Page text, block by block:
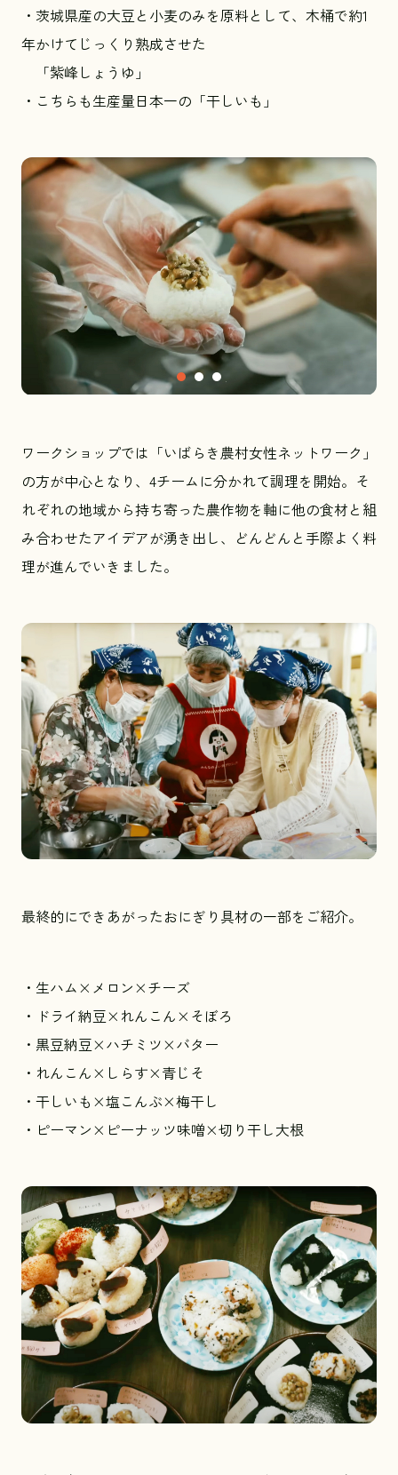
・茨城県産の大豆と小麦のみを原料として、木桶で約1
年かけてじっくり熟成させた
「紫峰しょうゆ」
・こちらも生産量日本一の「干しいも」
ワークショップでは「いばらき農村女性ネットワーク」
の方が中心となり、4チームに分かれて調理を開始。そ
れぞれの地域から持ち寄った農作物を軸に他の食材と組
み合わせたアイデアが湧き出し、どんどんと手際よく料
理が進んでいきました。
最終的にできあがったおにぎり具材の一部をご紹介。
・生ハム×メロン×チーズ
・ドライ納豆×れんこん×そぼろ
・黒豆納豆×ハチミツ×バター
・れんこん×しらす×青じそ
・干しいも×塩こんぶ×梅干し
・ピーマン×ピーナッツ味噌×切り干し大根